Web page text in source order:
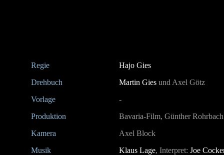
Regie
Hajo Gies
Drehbuch
Martin Gies und Axel Götz
Vorlage
-
Produktion
Bavaria-Film, Günther
Kamera
Axel Block
Musik
Klaus Lage, Interpret: Joe